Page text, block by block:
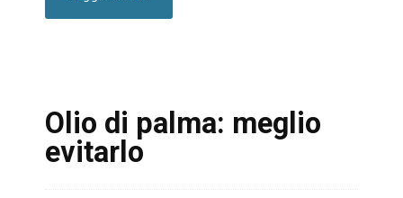
Olio di palma: meglio
evitarlo